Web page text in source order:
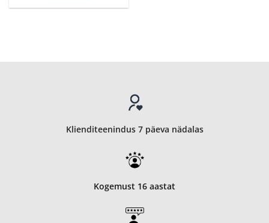
Klienditeenindus 7 päeva nädalas
Kogemust 16 aastat